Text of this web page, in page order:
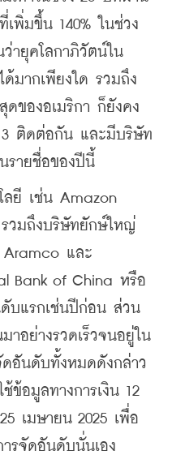
เพิ่มขึ้น 140% ในช่วง
ว่ายุคโลกาภิวัตน์ใน
มากเพียงใด รวมถึง
ของอเมริกา ก็ยังคง
ติดต่อกัน และมีบริษัท
รายชื่อของปีนี้
ยี เช่น Amazon
วมถึงบริษัทยักษ์ใหญ่
Aramco และ
Bank of China หรือ
บแรกเช่นปีก่อน ส่วน
อย่างรวดเร็วจนอยู่ใน
อันดับทั้งหมดดังกล่าว
ข้อมูลทางการเงิน 12
เมษายน 2025 เพื่อ
รจัดอันดับนั่นเอง